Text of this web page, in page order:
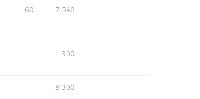
60 7 540
300
8 300